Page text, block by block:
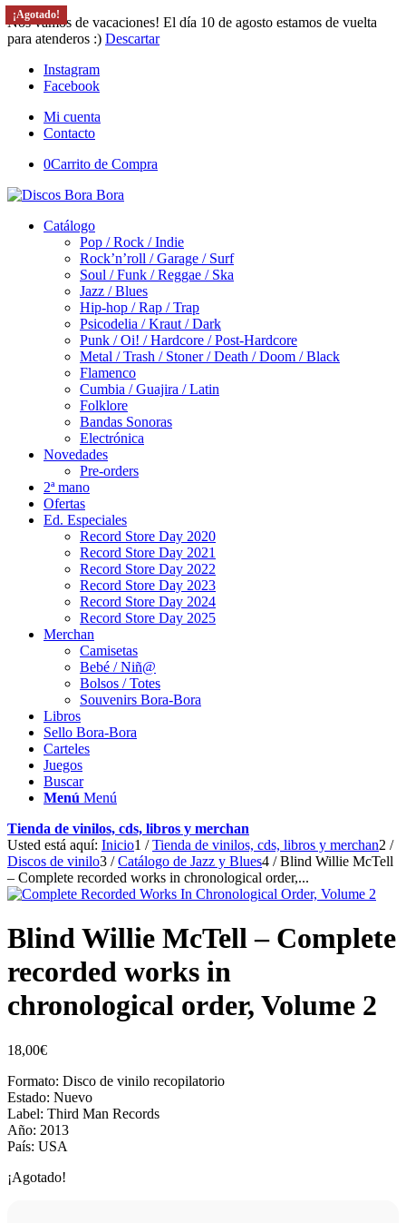
Nos vamos de vacaciones! El día 10 de agosto estamos de vuelta
para atenderos :) Descartar
Instagram
Facebook
Mi cuenta
Contacto
0Carrito de Compra
Catálogo
Pop / Rock / Indie
Rock’n’roll / Garage / Surf
Soul / Funk / Reggae / Ska
Jazz / Blues
Hip-hop / Rap / Trap
Psicodelia / Kraut / Dark
Punk / Oi! / Hardcore / Post-Hardcore
Metal / Trash / Stoner / Death / Doom / Black
Flamenco
Cumbia / Guajira / Latin
Folklore
Bandas Sonoras
Electrónica
Novedades
Pre-orders
2ª mano
Ofertas
Ed. Especiales
Record Store Day 2020
Record Store Day 2021
Record Store Day 2022
Record Store Day 2023
Record Store Day 2024
Record Store Day 2025
Merchan
Camisetas
Bebé / Niñ@
Bolsos / Totes
Souvenirs Bora-Bora
Libros
Sello Bora-Bora
Carteles
Juegos
Buscar
Menú Menú
Tienda de vinilos, cds, libros y merchan
Usted está aquí: Inicio1 / Tienda de vinilos, cds, libros y merchan2 /
Discos de vinilo3 / Catálogo de Jazz y Blues4 / Blind Willie McTell
– Complete recorded works in chronological order,...
¡Agotado!
Blind Willie McTell – Complete
recorded works in
chronological order, Volume 2
18,00€
Formato: Disco de vinilo recopilatorio
Estado: Nuevo
Label: Third Man Records
Año: 2013
País: USA
¡Agotado!
¡Agotado!
¡Agotado!
¡Agotado!
¡Agotado!